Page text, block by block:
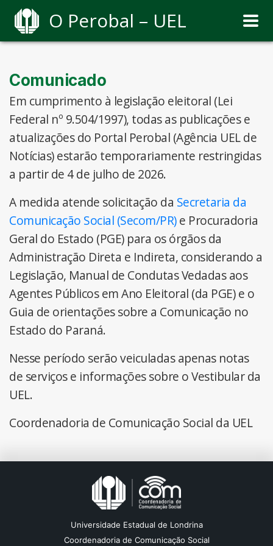
O Perobal – UEL
Comunicado
Em cumprimento à legislação eleitoral (Lei
Federal nº 9.504/1997), todas as publicações e
atualizações do Portal Perobal (Agência UEL de
Notícias) estarão temporariamente restringidas
a partir de 4 de julho de 2026.
A medida atende solicitação da Secretaria da
Comunicação Social (Secom/PR)e Procuradoria
Geral do Estado (PGE) para os órgãos da
Administração Direta e Indireta, considerando a
Legislação, Manual de Condutas Vedadas aos
Agentes Públicos em Ano Eleitoral (da PGE) e o
Guia de orientações sobre a Comunicação no
Estado do Paraná.
Nesse período serão veiculadas apenas notas
de serviços e informações sobre o Vestibular da
UEL.
Coordenadoria de Comunicação Social da UEL
Universidade Estadual de Londrina
Coordenadoria de Comunicação Social